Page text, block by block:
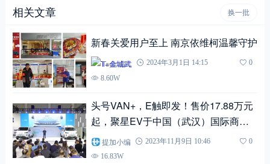
相关文章 换一批
新春关爱用户至上 南京依维柯温馨守护
T+金城武 2024年3月1日 14:15
0
8.60W
头号VAN+，E触即发！售价17.88万元
起，聚星EV于中国（武汉）国际商用
车展震撼上市
提加小编 2023年11月9日 10:46
0
16.83W